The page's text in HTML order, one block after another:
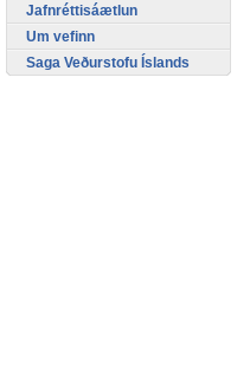
Jafnréttisáætlun
Um vefinn
Saga Veðurstofu Íslands